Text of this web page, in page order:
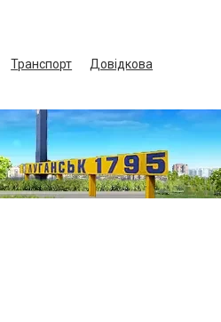
Транспорт
Довідкова